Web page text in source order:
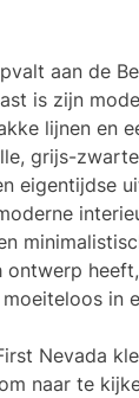
aan de
is zijn
lijnen en
grijs-
eigentijdse
ontwerp
in
Nevada
naar te